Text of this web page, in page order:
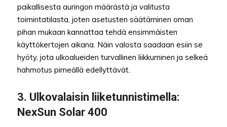
paikallisesta auringon määrästä ja valitusta
toimintatilasta, joten asetusten säätäminen oman
pihan mukaan kannattaa tehdä ensimmäisten
käyttökertojen aikana. Näin valosta saadaan esiin se
hyöty, jota ulkoalueiden turvallinen liikkuminen ja selkeä
hahmotus pimeällä edellyttävät.
3. Ulkovalaisin liiketunnistimella:
NexSun Solar 400